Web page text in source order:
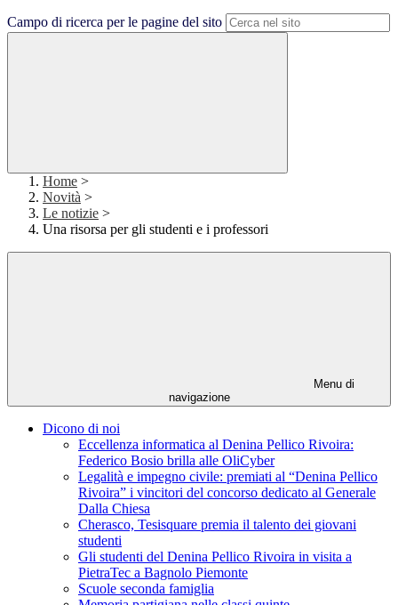
Campo di ricerca per le pagine del sito
Home >
Novità >
Le notizie >
Una risorsa per gli studenti e i professori
Menu di
navigazione
Dicono di noi
Eccellenza informatica al Denina Pellico Rivoira:
Federico Bosio brilla alle OliCyber
Legalità e impegno civile: premiati al “Denina Pellico
Rivoira” i vincitori del concorso dedicato al Generale
Dalla Chiesa
Cherasco, Tesisquare premia il talento dei giovani
studenti
Gli studenti del Denina Pellico Rivoira in visita a
PietraTec a Bagnolo Piemonte
Scuole seconda famiglia